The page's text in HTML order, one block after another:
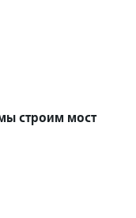
строим мост